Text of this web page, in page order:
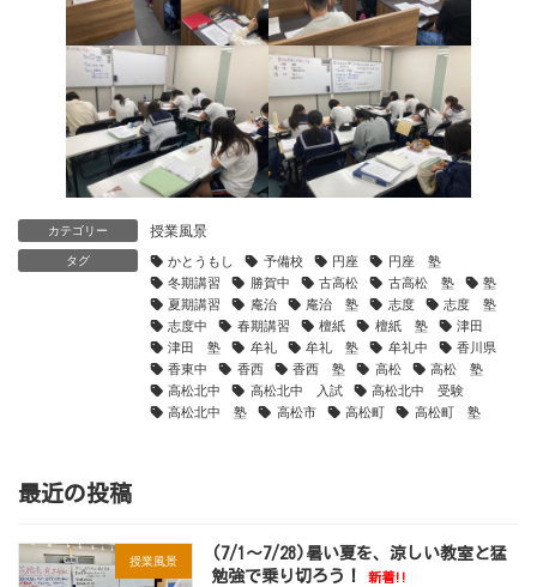
カテゴリー 授業風景
タグ かとうもし 予備校 円座
円座 塾
冬期講習
勝賀中 古高松 古高松 塾
塾
夏期講習
庵治 庵治 塾 志度
志度 塾
志度中
春期講習 檀紙 檀紙 塾
津田
津田 塾
牟礼 牟礼 塾 牟礼中
香川県
香東中
香西 香西 塾 高松
高松 塾
高松北中
高松北中 入試
高松北中 受験
高松北中 塾
高松市 高松町 高松町 塾
最近の投稿
授業風景
(7/1～7/28)暑い夏を、涼しい教室と猛
勉強で乗り切ろう！
新着!!